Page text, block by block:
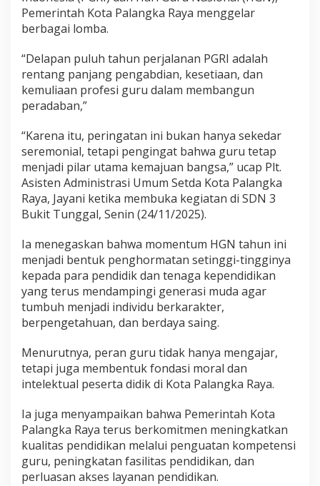
Pemerintah Kota Palangka Raya menggelar
berbagai lomba.
“Delapan puluh tahun perjalanan PGRI adalah
rentang panjang pengabdian, kesetiaan, dan
kemuliaan profesi guru dalam membangun
peradaban,”
“Karena itu, peringatan ini bukan hanya sekedar
seremonial, tetapi pengingat bahwa guru tetap
menjadi pilar utama kemajuan bangsa,” ucap Plt.
Asisten Administrasi Umum Setda Kota Palangka
Raya, Jayani ketika membuka kegiatan di SDN 3
Bukit Tunggal, Senin (24/11/2025).
Ia menegaskan bahwa momentum HGN tahun ini
menjadi bentuk penghormatan setinggi-tingginya
kepada para pendidik dan tenaga kependidikan
yang terus mendampingi generasi muda agar
tumbuh menjadi individu berkarakter,
berpengetahuan, dan berdaya saing.
Menurutnya, peran guru tidak hanya mengajar,
tetapi juga membentuk fondasi moral dan
intelektual peserta didik di Kota Palangka Raya.
Ia juga menyampaikan bahwa Pemerintah Kota
Palangka Raya terus berkomitmen meningkatkan
kualitas pendidikan melalui penguatan kompetensi
guru, peningkatan fasilitas pendidikan, dan
perluasan akses layanan pendidikan.